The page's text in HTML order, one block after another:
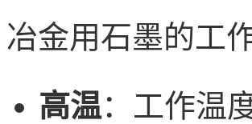
冶金用石墨的工
高温：工作温